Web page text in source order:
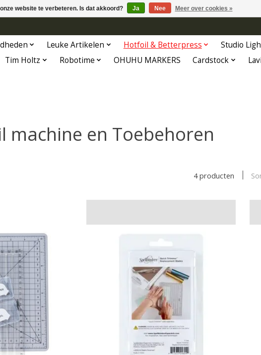
Leuke Artikelen Hotfoil & Betterpress Studio
Tim Holtz Robotime OHUHU MARKERS Cardstock
machine en Toebehoren
4 producten
website te verbeteren. Is dat akkoord? Ja Nee Meer over cookies »